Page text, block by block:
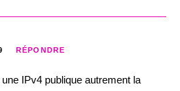
RÉPONDRE
IPv4 publique autrement la